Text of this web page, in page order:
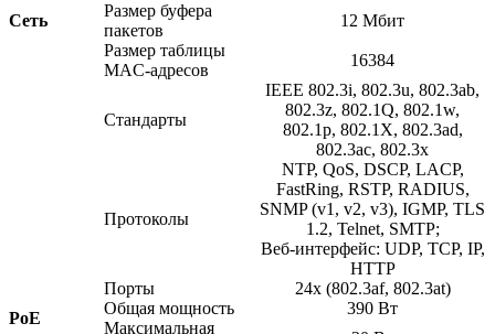
Сеть
Размер буфера
пакетов
12 Мбит
Размер таблицы
MAC-адресов
16384
Стандарты
IEEE 802.3i, 802.3u, 802.3ab,
802.3z, 802.1Q, 802.1w,
802.1p, 802.1X, 802.3ad,
802.3ac, 802.3x
Протоколы
NTP, QoS, DSCP, LACP,
FastRing, RSTP, RADIUS,
SNMP (v1 , v2, v3), IGMP, TLS
1.2, Telnet, SMTP;
Веб-интерфейс: UDP, TCP, IP,
HTTP
PoE
Порты 24x (802.3af, 802.3at)
Общая мощность
390 Вт
Максимальная